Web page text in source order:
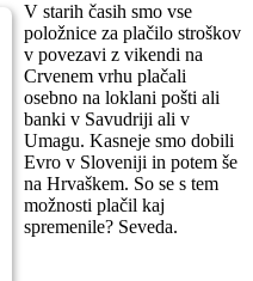
V starih časih smo vse
položnice za plačilo stroškov
v povezavi z vikendi na
Crvenem vrhu plačali
osebno na loklani pošti ali
banki v Savudriji ali v
Umagu. Kasneje smo dobili
Evro v Sloveniji in potem še
na Hrvaškem. So se s tem
možnosti plačil kaj
spremenile? Seveda.